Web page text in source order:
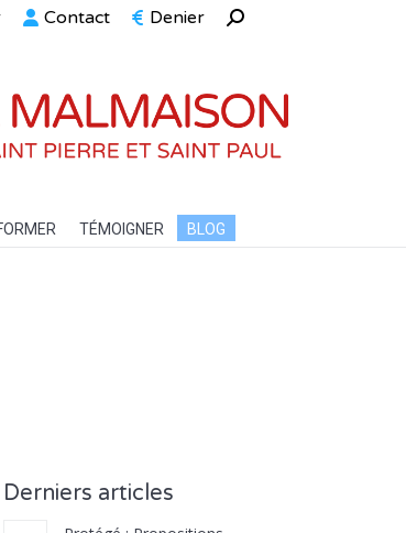
Contact Denier
Recherche
TÉMOIGNER BLOG
Derniers articles
SE FORMER TÉMOIGNER